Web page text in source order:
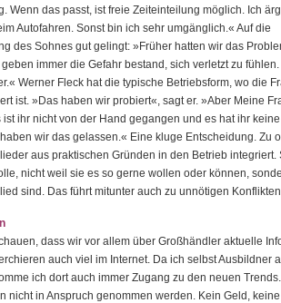
Wenn das passt, ist freie Zeiteinteilung möglich. Ich
Autofahren. Sonst bin ich sehr umgänglich.« Auf die
des Sohnes gut gelingt: »Früher hatten wir das
immer die Gefahr bestand, sich verletzt zu fühlen.
Werner Fleck hat die typische Betriebsform, wo die
ist. »Das haben wir probiert«, sagt er. »Aber Meine
ist ihr nicht von der Hand gegangen und es hat ihr keine
wir das gelassen.« Eine kluge Entscheidung. Zu
aus praktischen Gründen in den Betrieb integriert.
nicht weil sie es so gerne wollen oder können,
sind. Das führt mitunter auch zu unnötigen
dass wir vor allem über Großhändler aktuelle
auch viel im Internet. Da ich selbst Ausbildner
ich dort auch immer Zugang zu den neuen Trends.
nicht in Anspruch genommen werden. Kein Geld,